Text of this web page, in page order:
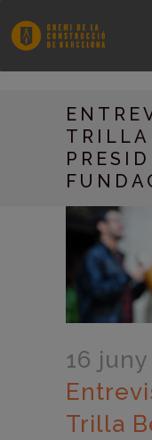
16
Trilla